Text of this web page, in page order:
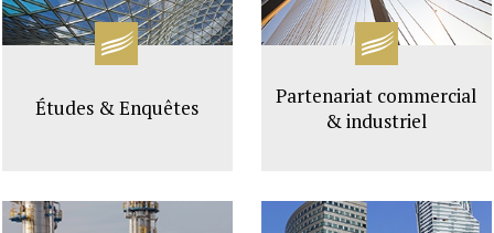
Études & Enquêtes
Partenariat commercial
& industriel